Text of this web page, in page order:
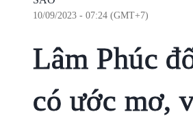
10/09/2023 - 07:24 (GMT+7)
Lâm Phúc
có ước mơ,